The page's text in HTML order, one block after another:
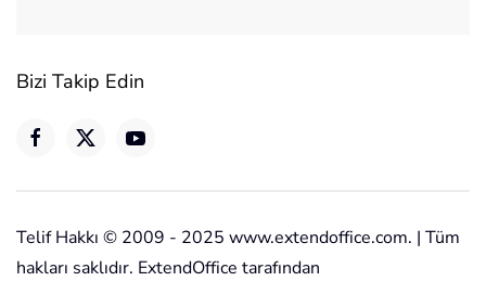
Bizi Takip Edin
Telif Hakkı © 2009 - 2025 www.extendoffice.com. | Tüm
hakları saklıdır. ExtendOffice tarafından